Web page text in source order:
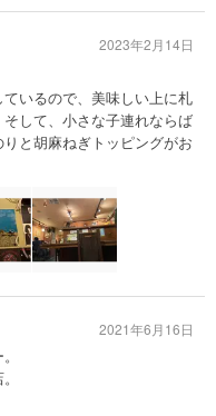
いるので、美味しい上に札
して、小さな子連れならば
と胡麻ねぎトッピングがお
2023年2月14日
2021年6月16日